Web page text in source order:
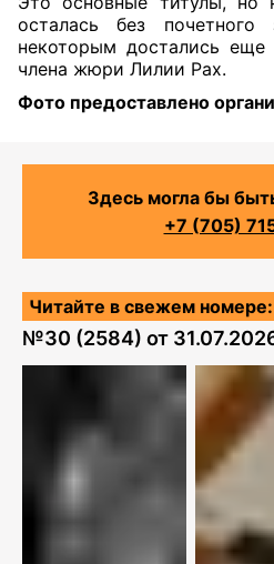
осталась без
некоторым достались
члена жюри Лилии Рах.
Фото предоставлено
Здесь могла бы
+7 (705)
Читайте в свежем номере:
№30 (2584) от